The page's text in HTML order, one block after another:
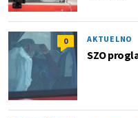
0 AKTUELNO
SZO